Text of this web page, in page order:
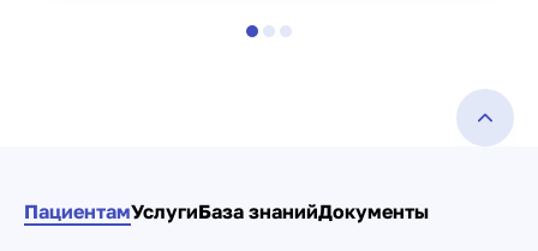
ПациентамУслугиБаза знанийДокументы